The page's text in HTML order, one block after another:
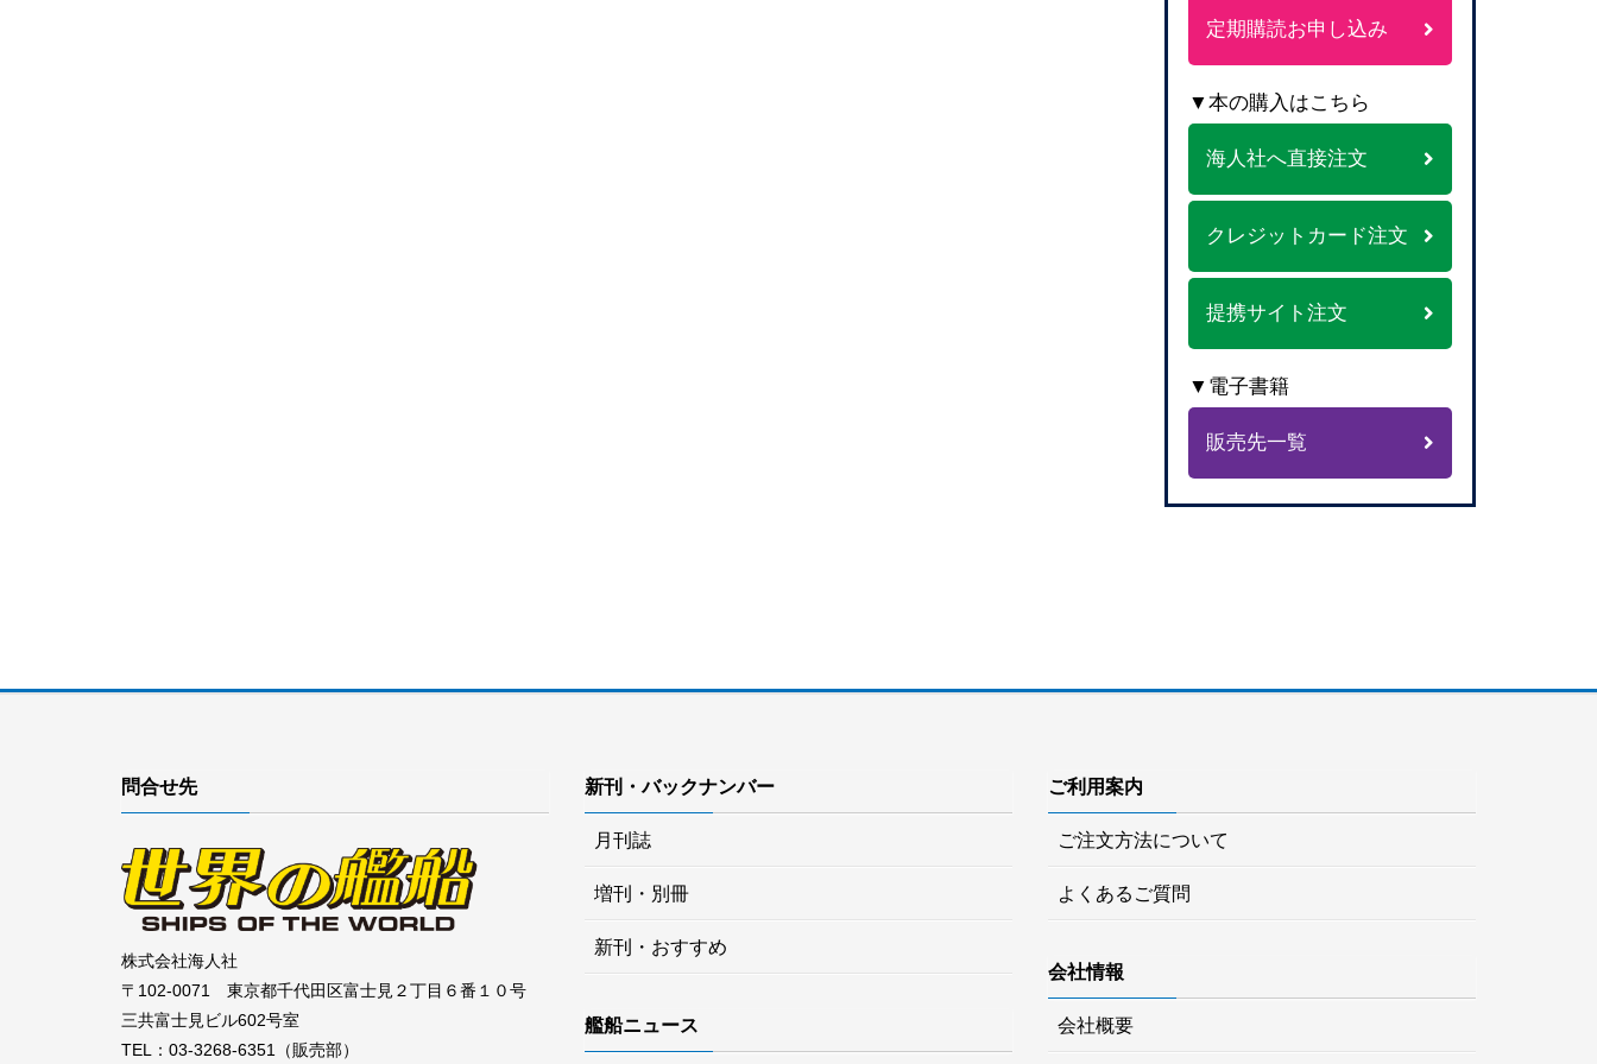
定期購読お申し込み
▼本の購入はこちら
海人社へ直接注文
クレジットカード注文
提携サイト注文
▼電子書籍
販売先一覧
問合せ先
株式会社海人社
〒102-0071 東京都千代田区富士見２丁目６番１０号
三共富士見ビル602号室
TEL：03-3268-6351（販売部）
新刊・バックナンバー
月刊誌
増刊・別冊
新刊・おすすめ
艦船ニュース
ご利用案内
ご注文方法について
よくあるご質問
会社情報
会社概要